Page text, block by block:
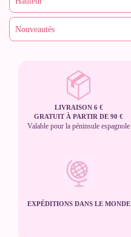
LIVRAISON 6 €
GRATUIT À PARTIR DE 90 €
Valable pour la péninsule espagnole
EXPÉDITIONS DANS LE MONDE